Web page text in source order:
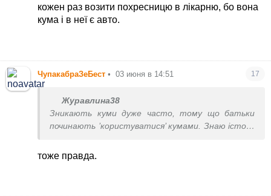
кожен раз возити похресницю в лікарню, бо вона
кума і в неї є авто.
ЧупакабраЗеБест • 03 июня в 14:51 17
Журавлина38
Зникають куми дуже часто, тому що батьки
починають ’користуватися’ кумами. Знаю історії
айфонами та золотими ланцюжками
тоже правда.